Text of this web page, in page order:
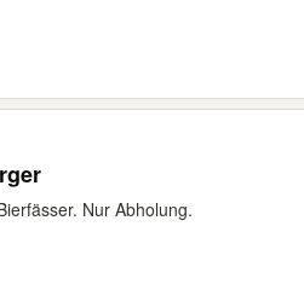
Nur Abholung.